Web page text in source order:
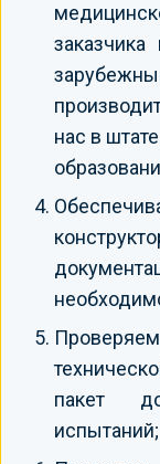
нас в
пакет
испытаний;